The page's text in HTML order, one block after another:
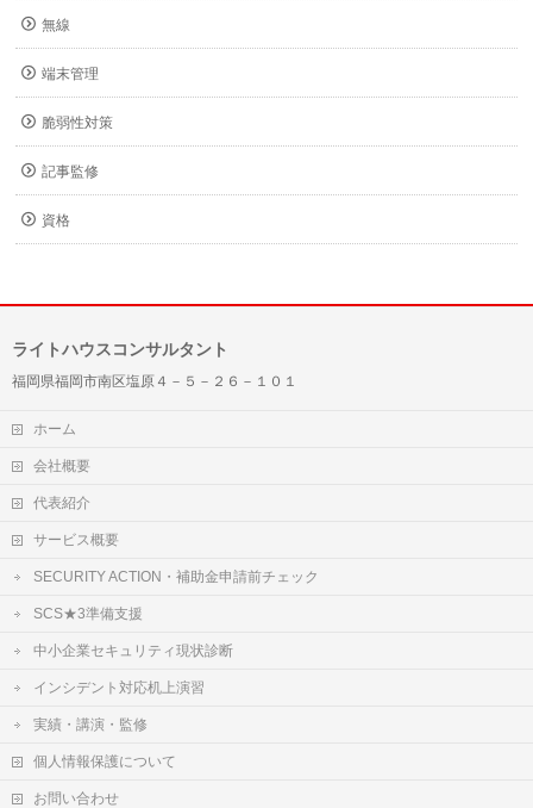
無線
端末管理
脆弱性対策
記事監修
資格
ライトハウスコンサルタント
福岡県福岡市南区塩原４－５－２６－１０１
ホーム
会社概要
代表紹介
サービス概要
SECURITY ACTION・補助金申請前チェック
SCS★3準備支援
中小企業セキュリティ現状診断
インシデント対応机上演習
実績・講演・監修
個人情報保護について
お問い合わせ